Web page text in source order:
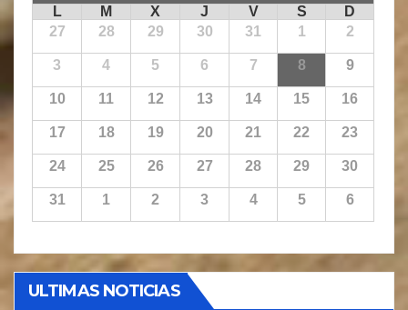
L
M X J V S
D
27
28 29 30 31 1 2
3 4 5 6 7 8 9
10 11 12 13 14 15 16
17 18 19 20 21 22 23
24 25 26 27 28 29 30
31 1 2 3 4 5 6
ULTIMAS NOTICIAS